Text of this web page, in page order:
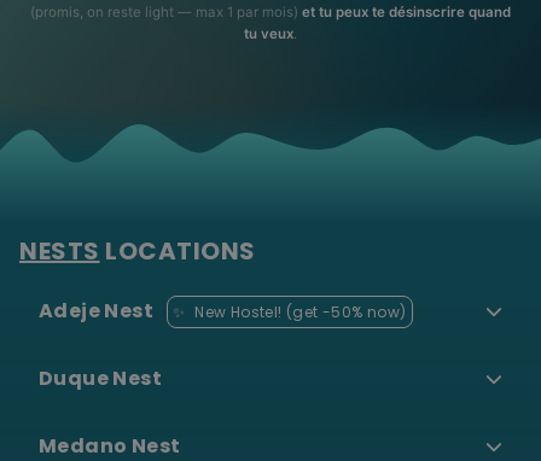
(promis, on reste light — max 1 par mois) et tu peux te désinscrire quand
tu veux
NESTS LOCATIONS
Adeje Nest ✨ New Hostel! (get -50% now)
Duque Nest
Medano Nest